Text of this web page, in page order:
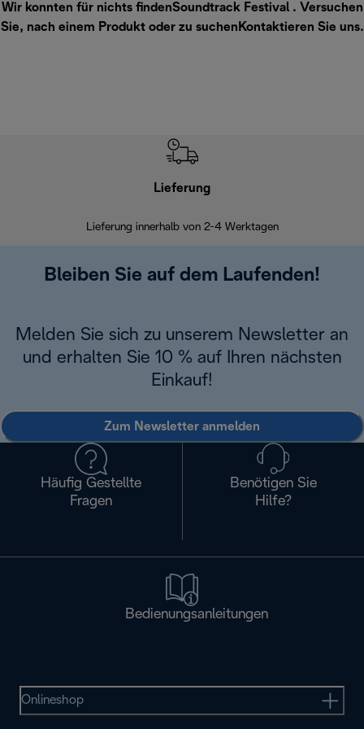
Wir konnten für nichts findenSoundtrack Festival . Versuchen
Sie, nach einem Produkt oder zu suchen Kontaktieren Sie uns.
Lieferung
Lieferung innerhalb von 2-4 Werktagen
Bleiben Sie auf dem Laufenden!
Melden Sie sich zu unserem Newsletter an
und erhalten Sie 10 % auf Ihren nächsten
Einkauf!
Zum Newsletter anmelden
Häufig Gestellte
Fragen
Benötigen Sie
Hilfe?
Bedienungsanleitungen
Onlineshop